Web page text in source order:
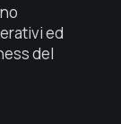
ed
del